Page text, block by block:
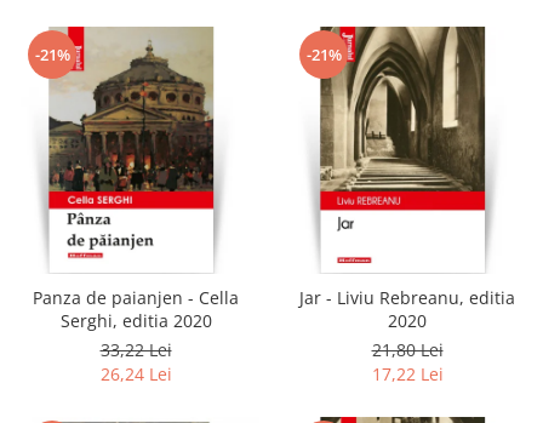
-21%
Panza de paianjen - Cella
Serghi, editia 2020
33,22 Lei
26,24 Lei
-21%
Jar - Liviu Rebreanu, editia
2020
21,80 Lei
17,22 Lei